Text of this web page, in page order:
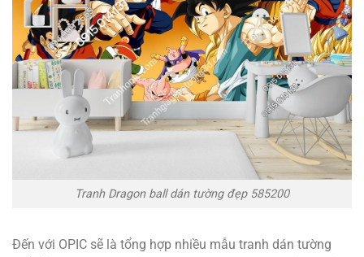
Tranh Dragon ball dán tường đẹp 585200
Đến với OPIC sẽ là tổng hợp nhiều mẫu tranh dán tường